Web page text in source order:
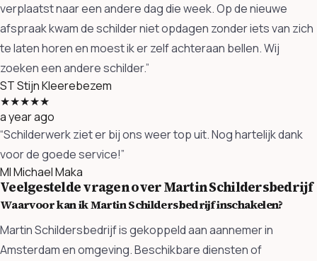
verplaatst naar een andere dag die week. Op de nieuwe
afspraak kwam de schilder niet opdagen zonder iets van zich
te laten horen en moest ik er zelf achteraan bellen. Wij
zoeken een andere schilder.”
STStijn Kleerebezem
★★★★★
a year ago
“Schilderwerk ziet er bij ons weer top uit. Nog hartelijk dank
voor de goede service!”
MIMichael Maka
Veelgestelde vragen over Martin Schildersbedrijf
Waarvoor kan ik Martin Schildersbedrijf inschakelen?
Martin Schildersbedrijf is gekoppeld aan aannemer in
Amsterdam en omgeving. Beschikbare diensten of